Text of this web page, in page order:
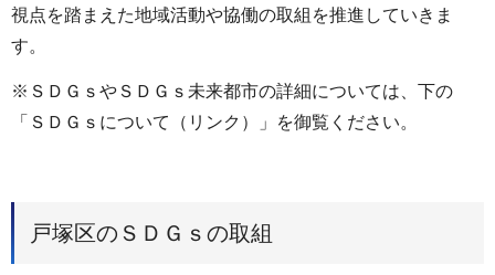
視点を踏まえた地域活動や協働の取組を推進していきま
す。
※ＳＤＧｓやＳＤＧｓ未来都市の詳細については、下の
「ＳＤＧｓについて（リンク）」を御覧ください。
戸塚区のＳＤＧｓの取組